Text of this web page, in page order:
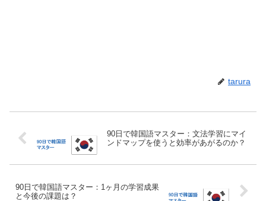
tarura
90日で韓国語マスター：文法学習にマイ
ンドマップを使うと効率があがるのか？
90日で韓国語マスター：1ヶ月の学習成果
と今後の課題は？